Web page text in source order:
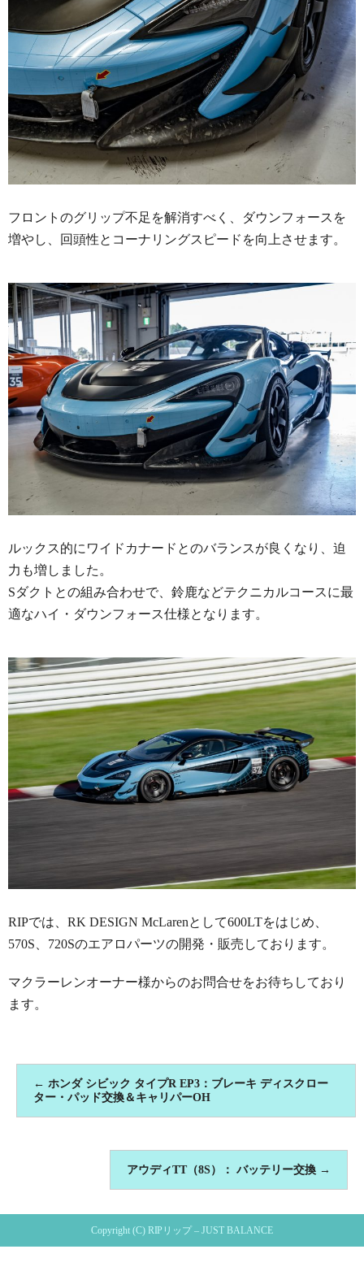
フロントのグリップ不足を解消すべく、ダウンフォースを
増やし、回頭性とコーナリングスピードを向上させます。
ルックス的にワイドカナードとのバランスが良くなり、迫
力も増しました。
Sダクトとの組み合わせで、鈴鹿などテクニカルコースに最
適なハイ・ダウンフォース仕様となります。
RIPでは、RK DESIGN McLarenとして600LTをはじめ、
570S、720Sのエアロパーツの開発・販売しております。
マクラーレンオーナー様からのお問合せをお待ちしており
ます。
← ホンダ シビック タイプR EP3：ブレーキ ディスクロー
ター・パッド交換＆キャリパーOH
アウディTT（8S）： バッテリー交換 →
Copyright (C) RIPリップ – JUST BALANCE